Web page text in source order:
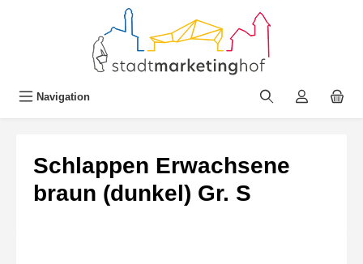
Navigation
Schlappen Erwachsene
braun (dunkel) Gr. S